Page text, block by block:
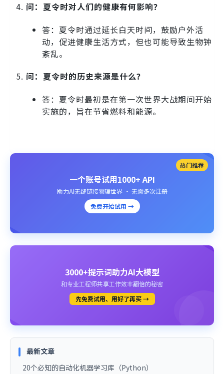
问：夏令时对人们的健康有何影响？
答：夏令时通过延长白天时间，鼓励户外活
动，促进健康生活方式，但也可能导致生物钟
紊乱。
问：夏令时的历史来源是什么？
答：夏令时最初是在第一次世界大战期间开始
实施的，旨在节省燃料和能源。
热门推荐
一个账号试用1000+ API
助力AI无缝链接物理世界 · 无需多次注册
免费开始试用 →
3000+提示词助力AI大模型
和专业工程师共享工作效率翻倍的秘密
先免费试用、用好了再买 →
最新文章
20个必知的自动化机器学习库（Python）